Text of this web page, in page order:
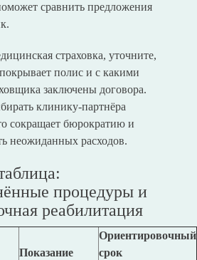
сравнить предложения
страховка, уточните,
полис и с какими
заключены договора.
клинику-партнёра
сокращает бюрократию и
неожиданных расходов.
процедуры и
реабилитация
Показание
Ориентировочный
срок